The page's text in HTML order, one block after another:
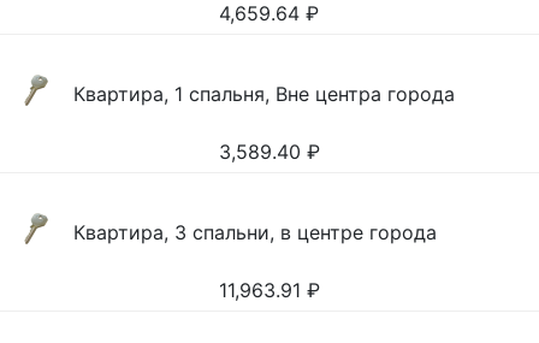
4,659.64 ₽
Квартира, 1 спальня, Вне центра города
3,589.40 ₽
Квартира, 3 спальни, в центре города
11,963.91 ₽